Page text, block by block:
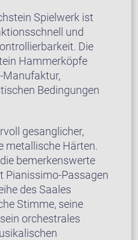
Spielwerk ist
und
Die
Hammerköpfe
Manufaktur,
Bedingungen
gesanglicher,
metallische Härten.
bemerkenswerte
Pianissimo-Passagen
des Saales
Stimme, seine
orchestrales